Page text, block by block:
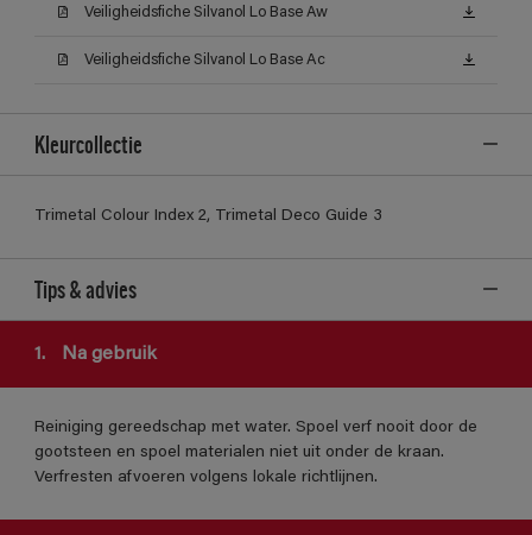
Veiligheidsfiche Silvanol Lo Base Aw
Veiligheidsfiche Silvanol Lo Base Ac
Kleurcollectie
Trimetal Colour Index 2, Trimetal Deco Guide 3
Tips & advies
1. Na gebruik
Reiniging gereedschap met water. Spoel verf nooit door de
gootsteen en spoel materialen niet uit onder de kraan.
Verfresten afvoeren volgens lokale richtlijnen.